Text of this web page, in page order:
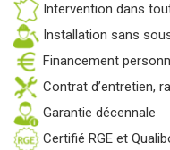
Intervention dans
Installation sans
Financement
Contrat d’entretien,
Garantie décennale
Certifié RGE et